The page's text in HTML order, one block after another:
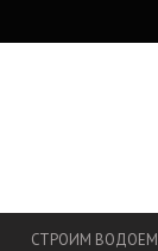
СТРОИМ ВОДОЕМ